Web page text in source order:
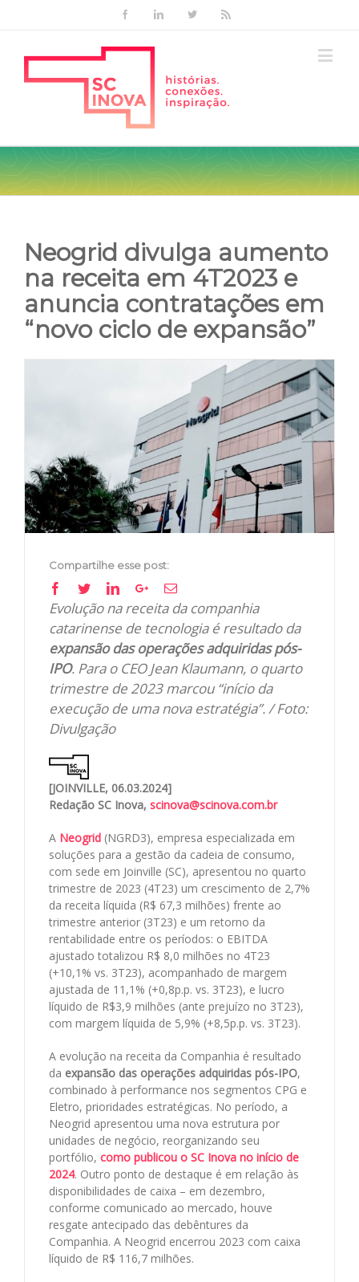
FacebookLinkedinTwitter
Neogrid divulga aumento
na receita em 4T2023 e
anuncia contratações em
“novo ciclo de expansão”
Compartilhe esse post:
Facebook
TwitterLinkedinGoogle+Email
Evolução na receita da companhia
catarinense de tecnologia é resultado da
expansão das operações adquiridas pós-
IPO. Para o CEO Jean Klaumann, o quarto
trimestre de 2023 marcou “início da
execução de uma nova estratégia”. / Foto:
Divulgação
[JOINVILLE, 06.03.2024]
Redação SC Inova, scinova@scinova.com.br
A Neogrid (NGRD3), empresa especializada em
soluções para a gestão da cadeia de consumo,
com sede em Joinville (SC), apresentou no quarto
trimestre de 2023 (4T23) um crescimento de 2,7%
da receita líquida (R$ 67,3 milhões) frente ao
trimestre anterior (3T23) e um retorno da
rentabilidade entre os períodos: o EBITDA
ajustado totalizou R$ 8,0 milhões no 4T23
(+10,1% vs. 3T23), acompanhado de margem
ajustada de 11,1% (+0,8p.p. vs. 3T23), e lucro
líquido de R$3,9 milhões (ante prejuízo no 3T23),
com margem líquida de 5,9% (+8,5p.p. vs. 3T23).
A evolução na receita da Companhia é resultado
da expansão das operações adquiridas pós-IPO,
combinado à performance nos segmentos CPG e
Eletro, prioridades estratégicas. No período, a
Neogrid apresentou uma nova estrutura por
unidades de negócio, reorganizando seu
portfólio, como publicou o SC Inova no início de
2024. Outro ponto de destaque é em relação às
disponibilidades de caixa – em dezembro,
conforme comunicado ao mercado, houve
resgate antecipado das debêntures da
Companhia. A Neogrid encerrou 2023 com caixa
líquido de R$ 116,7 milhões.